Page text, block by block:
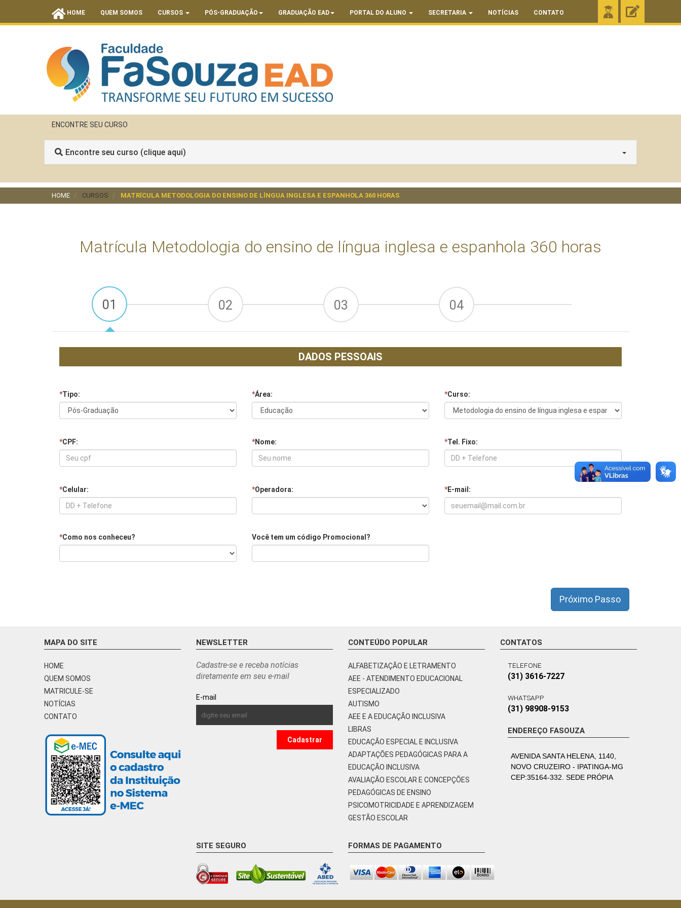
HOME QUEM SOMOS CURSOS PÓS-GRADUAÇÃO GRADUAÇÃO EAD PORTAL DO ALUNO SECRETARIA NOTÍCIAS CONTATO
ENCONTRE SEU CURSO
Encontre seu curso (clique aqui)
HOME CURSOS MATRÍCULA METODOLOGIA DO ENSINO DE LÍNGUA INGLESA E ESPANHOLA 360 HORAS
Matrícula Metodologia do ensino de língua inglesa e espanhola 360 horas
01 02 03 04
DADOS PESSOAIS
*Tipo: *Área: *Curso:
*CPF: *Nome: *Tel. Fixo:
*Celular: *Operadora: *E-mail:
*Como nos conheceu? Você tem um código Promocional?
Próximo Passo
MAPA DO SITE
HOME
QUEM SOMOS
MATRICULE-SE
NOTÍCIAS
CONTATO
NEWSLETTER
Cadastre-se e receba notícias
diretamente em seu e-mail
E-mail
CONTEÚDO POPULAR
ALFABETIZAÇÃO E LETRAMENTO
AEE - ATENDIMENTO EDUCACIONAL
ESPECIALIZADO
AUTISMO
AEE E A EDUCAÇÃO INCLUSIVA
LIBRAS
EDUCAÇÃO ESPECIAL E INCLUSIVA
ADAPTAÇÕES PEDAGÓGICAS PARA A
EDUCAÇÃO INCLUSIVA
AVALIAÇÃO ESCOLAR E CONCEPÇÕES
PEDAGÓGICAS DE ENSINO
PSICOMOTRICIDADE E APRENDIZAGEM
GESTÃO ESCOLAR
CONTATOS
TELEFONE
(31) 3616-7227
WHATSAPP
(31) 98908-9153
ENDEREÇO FASOUZA
AVENIDA SANTA HELENA, 1140,
NOVO CRUZEIRO - IPATINGA-MG
CEP:35164-332. SEDE PRÓPIA
SITE SEGURO FORMAS DE PAGAMENTO